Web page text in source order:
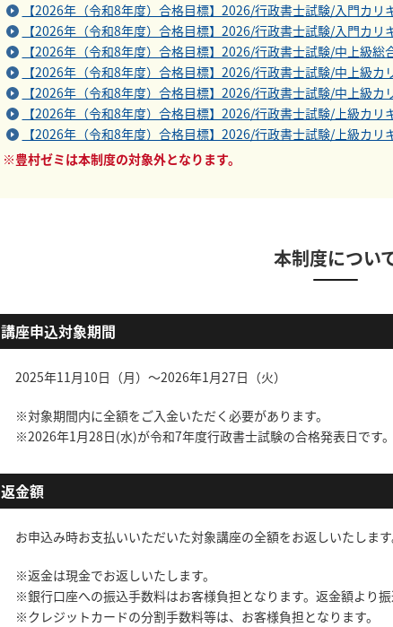
【2026年（令和8年度）合格目標】2026/行政書士試験/入門カリ
【2026年（令和8年度）合格目標】2026/行政書士試験/入門カリ
【2026年（令和8年度）合格目標】2026/行政書士試験/中上級総
【2026年（令和8年度）合格目標】2026/行政書士試験/中上級カ
【2026年（令和8年度）合格目標】2026/行政書士試験/中上級カ
【2026年（令和8年度）合格目標】2026/行政書士試験/上級カリ
【2026年（令和8年度）合格目標】2026/行政書士試験/上級カリ
※豊村ゼミは本制度の対象外となります。
本制度につい
講座申込対象期間
2025年11月10日（月）～2026年1月27日（火）
※対象期間内に全額をご入金いただく必要があります。
※2026年1月28日(水)が令和7年度行政書士試験の合格発表日です。
返金額
お申込み時お支払いいただいた対象講座の全額をお返しいたします
※返金は現金でお返しいたします。
※銀行口座への振込手数料はお客様負担となります。返金額より振
※クレジットカードの分割手数料等は、お客様負担となります。